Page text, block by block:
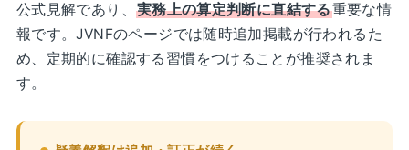
公式見解であり、実務上の算定判断に直結する重要な情
報です。JVNFのページでは随時追加掲載が行われるた
め、定期的に確認する習慣をつけることが推奨されま
す。